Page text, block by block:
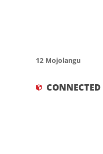
12 Mojolangu
CONNECTED